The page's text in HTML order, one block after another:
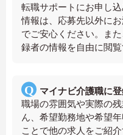
転職サポートにお申し
情報は、応募先以外に
でご安心ください。ま
録者の情報を自由に閲
マイナビ介護職に
職場の雰囲気や実際の
ん、希望勤務地や希望
ことで他の求人をご紹